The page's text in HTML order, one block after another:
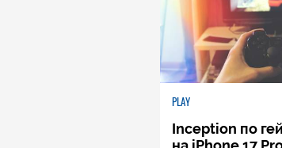
PLAY
Inception по